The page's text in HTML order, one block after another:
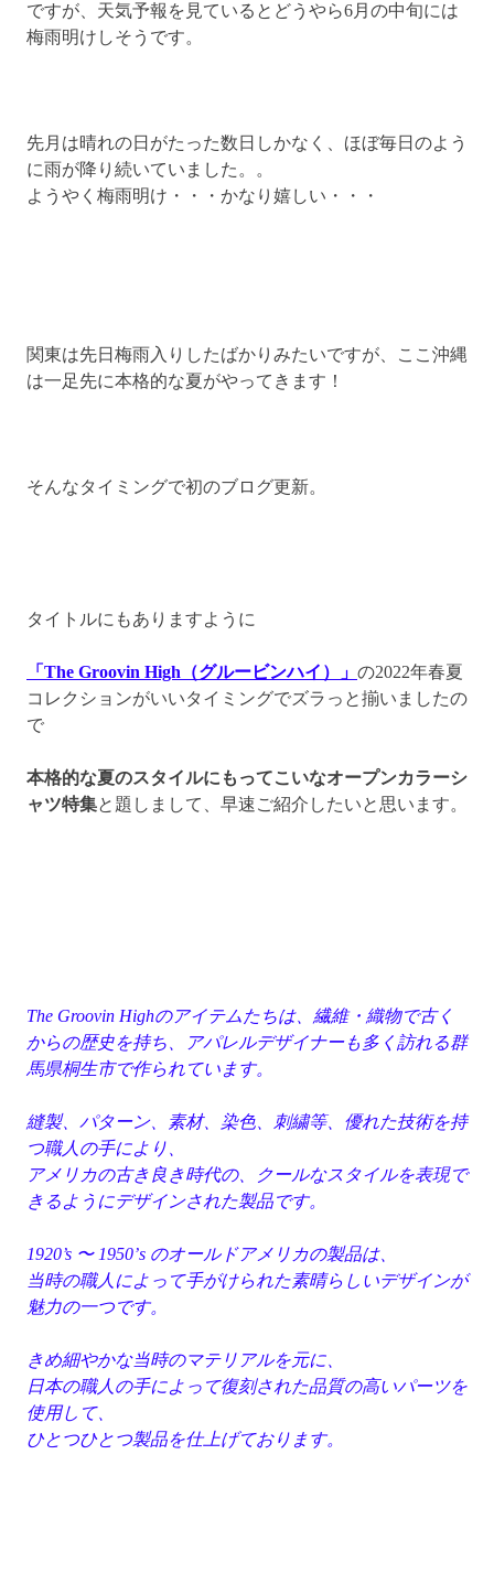
ですが、天気予報を見ているとどうやら6月の中旬には
梅雨明けしそうです。
先月は晴れの日がたった数日しかなく、ほぼ毎日のよう
に雨が降り続いていました。。
ようやく梅雨明け・・・かなり嬉しい・・・
関東は先日梅雨入りしたばかりみたいですが、ここ沖縄
は一足先に本格的な夏がやってきます！
そんなタイミングで初のブログ更新。
タイトルにもありますように
「The Groovin High（グルービンハイ）」 の2022年春夏
コレクションがいいタイミングでズラっと揃いましたの
で
本格的な夏のスタイルにもってこいなオープンカラーシ
ャツ特集と題しまして、 早速ご紹介したいと思います。
The Groovin Highのアイテムたちは、繊維・織物で古く
からの歴史を持ち、アパレルデザイナーも多く訪れる群
馬県桐生市で作られています。
縫製、パターン、素材、染色、刺繍等、優れた技術を持
つ職人の手により、
アメリカの古き良き時代の、クールなスタイルを表現で
きるようにデザインされた製品です。
1920’s 〜 1950’s のオールドアメリカの製品は、
当時の職人によって手がけられた素晴らしいデザインが
魅力の一つです。
きめ細やかな当時のマテリアルを元に、
日本の職人の手によって復刻された品質の高いパーツを
使用して、
ひとつひとつ製品を仕上げております。